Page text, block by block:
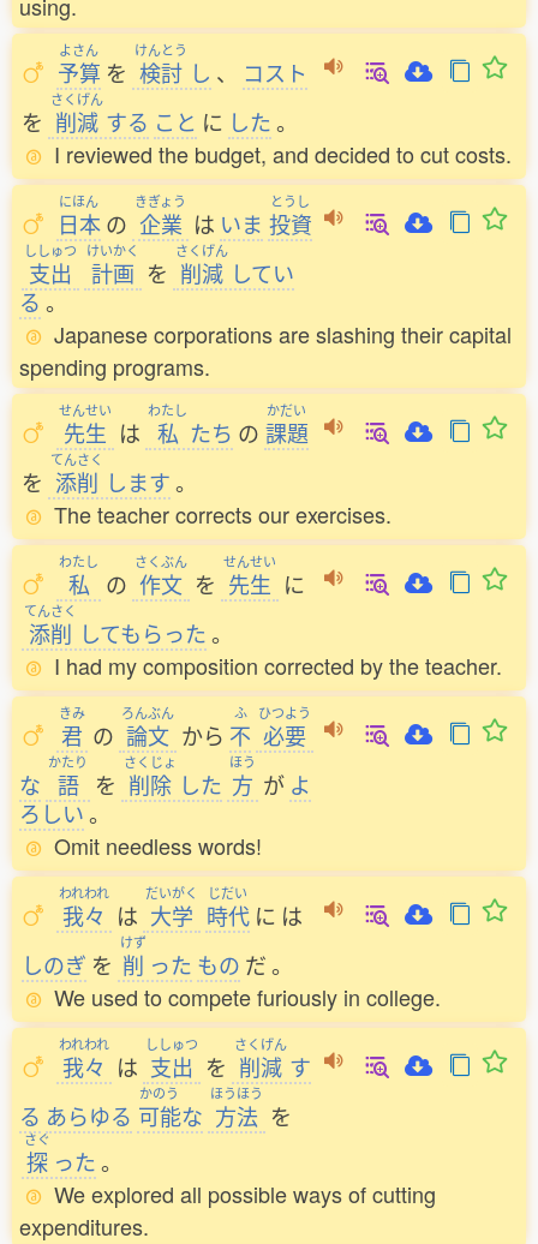
using.
よさん
予算 を
けんとう
検討 し 、
コスト
を
さくげん
削減 する こと に した。
I reviewed the budget, and decided to cut costs.
にほん
日本 の
きぎょう
企業 は いま
とうし
投資
ししゅつ
支出
けいかく
計画 を
さくげん
削減 してい
る 。
Japanese corporations are slashing their capital
spending programs.
せんせい
先生 は
わたし
私 たち の
かだい
課題
を
てんさく
添削 します。
The teacher corrects our exercises.
わたし
私 の
さくぶん
作文 を
せんせい
先生 に
てんさく
添削 してもらった。
I had my composition corrected by the teacher.
きみ
君 の
ろんぶん
論文 から
ふ
不
ひつよう
必要
な
かたり
語 を
さくじょ
削除 した
ほう
方 が よ
ろしい。
Omit needless words!
われわれ
我々 は
だいがく
大学
じだい
時代 に は
しのぎ を
けず
削 った もの だ。
We used to compete furiously in college.
われわれ
我々 は
ししゅつ
支出 を
さくげん
削減 す
る あらゆる
かのう
可能な
ほうほう
方法 を
さぐ
探 った。
We explored all possible ways of cutting
expenditures.